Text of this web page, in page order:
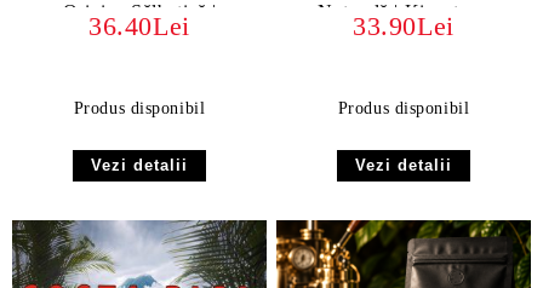
Origine Sălbatică |
Kingstone
36.40Lei
Produs disponibil
Vezi detalii
Naturală | Kingstone
33.90Lei
Produs disponibil
Vezi detalii